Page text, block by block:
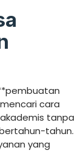
cara
tanpa
tahun.
yang